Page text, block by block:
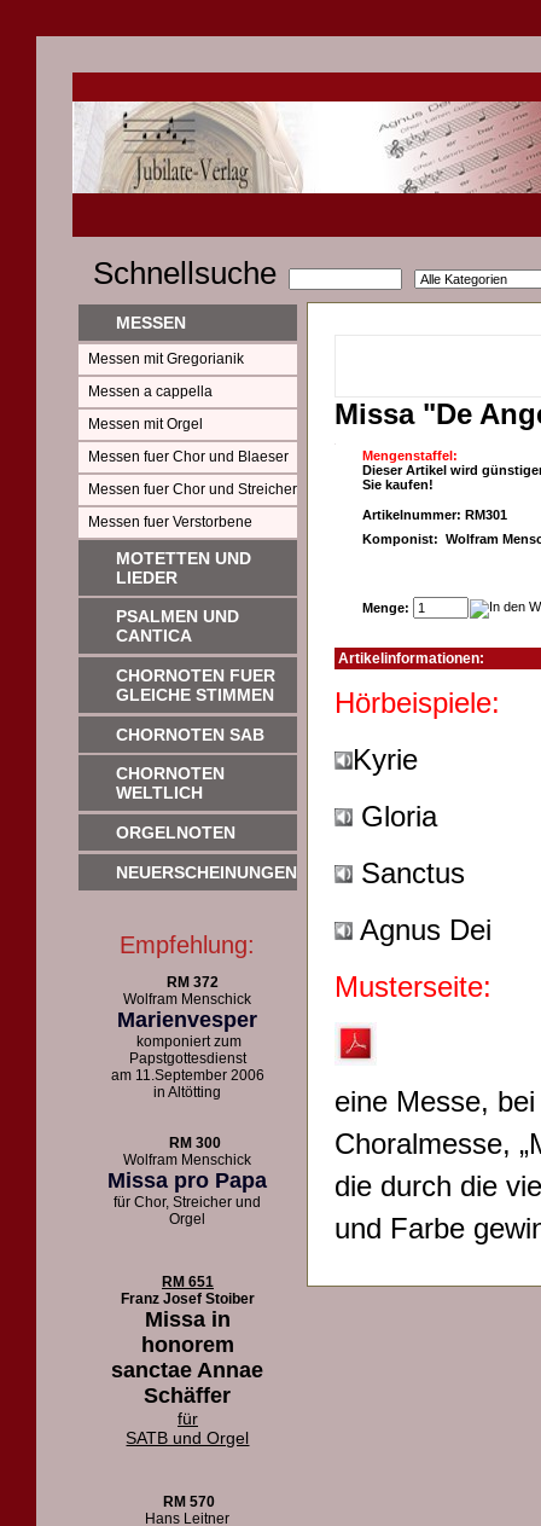
Schnellsuche
MESSEN
Messen mit Gregorianik
Messen a cappella
Messen mit Orgel
Messen fuer Chor und Blaeser
Messen fuer Chor und Streicher
Messen fuer Verstorbene
MOTETTEN UND
LIEDER
PSALMEN UND
CANTICA
CHORNOTEN FUER
GLEICHE STIMMEN
CHORNOTEN SAB
CHORNOTEN
WELTLICH
ORGELNOTEN
NEUERSCHEINUNGEN
Empfehlung:
RM 372
Wolfram Menschick
Marienvesper
komponiert zum
Papstgottesdienst
am 11.September 2006
in Altötting
RM 300
Wolfram Menschick
Missa pro Papa
für Chor, Streicher und
Orgel
RM 651
Franz Josef Stoiber
Missa in
honorem
sanctae Annae
Schäffer
für
SATB und Orgel
RM 570
Hans Leitner
Missa "De
Mengenstaffel:
Dieser Artikel wird
Sie kaufen!
Artikelnummer: RM301
Komponist: Wolfram
Menge:
Artikelinformationen:
Kyrie
Gloria
Sanctus
Agnus Dei
Musterseite:
eine Messe,
Choralmesse,
die durch die
und Farbe